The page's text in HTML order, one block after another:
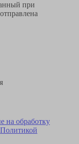
при
на обработку
Политикой